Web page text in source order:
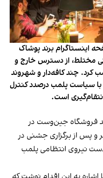
اینستاگرام برند پوشاک
مختلط، از دسترس خارج و
کرد. چند کافه‌‌دار و شهروند
با سیاست پلمب درصدد کنترل
است.
فروشگاه جین‌وست در
فرشته تهران، شنبه ۱۹ مهر و پس از برگزاری جشنی در
نیروی انتظامی پلمب